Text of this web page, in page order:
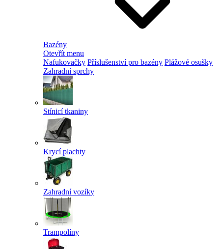
Bazény
Otevřít menu
Nafukovačky Příslušenství pro bazény Plážové osušky
Zahradní sprchy
Stínicí tkaniny
Krycí plachty
Zahradní vozíky
Trampolíny